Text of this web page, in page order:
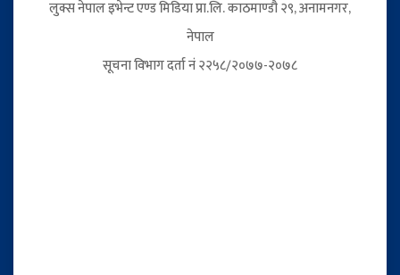
लुक्स नेपाल इभेन्ट एण्ड मिडिया प्रा.लि. काठमाण्डौ २९, अनामनगर,
नेपाल
सूचना विभाग दर्ता नं २२५८/२०७७-२०७८